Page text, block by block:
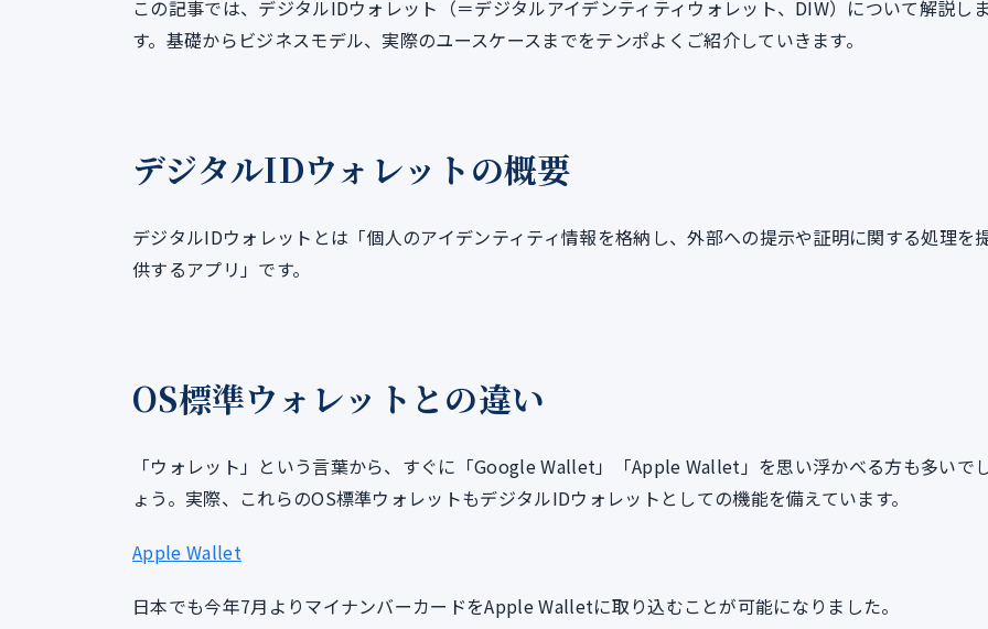
この記事では、デジタルIDウォレット（＝デジタルアイデンティティウォレット、DIW）について解説しま
す。基礎からビジネスモデル、実際のユースケースまでをテンポよくご紹介していきます。
デジタルIDウォレットの概要
デジタルIDウォレットとは「個人のアイデンティティ情報を格納し、外部への提示や証明に関する処理を
供するアプリ」です。
OS標準ウォレットとの違い
「ウォレット」という言葉から、すぐに「Google Wallet」「Apple Wallet」を思い浮かべる方も多いで
ょう。実際、これらのOS標準ウォレットもデジタルIDウォレットとしての機能を備えています。
Apple Wallet
日本でも今年7月よりマイナンバーカードをApple Walletに取り込むことが可能になりました。